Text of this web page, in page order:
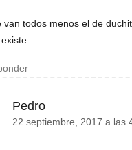
van todos menos el de
Pedro
22 septiembre, 2017 a las